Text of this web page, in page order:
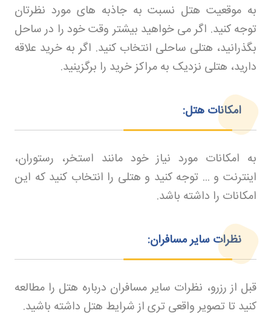
به موقعیت هتل نسبت به جاذبه های مورد نظرتان
توجه کنید. اگر می خواهید بیشتر وقت خود را در ساحل
بگذرانید، هتلی ساحلی انتخاب کنید. اگر به خرید علاقه
دارید، هتلی نزدیک به مراکز خرید را برگزینید.
امکانات هتل:
به امکانات مورد نیاز خود مانند استخر، رستوران،
اینترنت و ... توجه کنید و هتلی را انتخاب کنید که این
امکانات را داشته باشد.
نظرات سایر مسافران:
قبل از رزرو، نظرات سایر مسافران درباره هتل را مطالعه
کنید تا تصویر واقعی تری از شرایط هتل داشته باشید.